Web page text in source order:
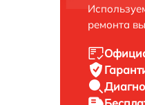
ремонта